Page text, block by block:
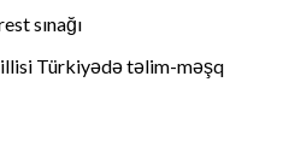
sınağı
Türkiyədə təlim-məşq